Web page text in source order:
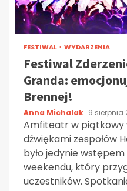
FESTIWAL WYDARZENIA
Festiwal
Granda:
Brennej!
Anna Michalak 9 sierpnia
Amfiteatr w piątkowy
dźwiękami zespołów
było jedynie
weekendu, który
uczestników.